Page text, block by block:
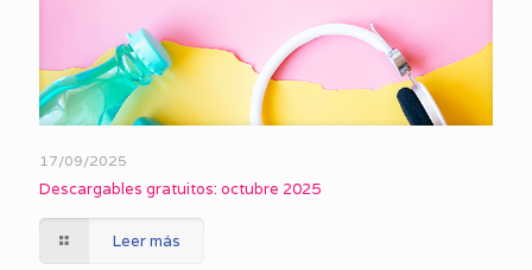
17/09/2025
Descargables gratuitos: octubre 2025
Leer más